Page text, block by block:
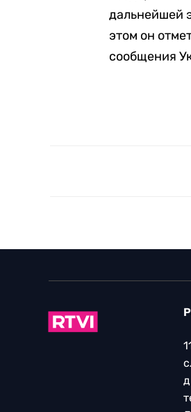
дальнейшей
этом он
сообщения